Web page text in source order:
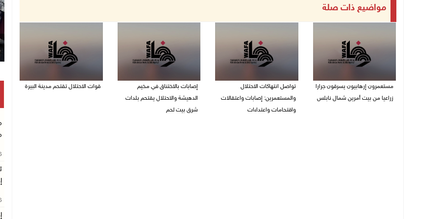
مواضيع ذات صلة
مستعمرون إرهابيون يسرقون جرارا
زراعيا من بيت أمرين شمال نابلس
تواصل انتهاكات الاحتلال
والمستعمرين: إصابات واعتقالات
واقتحامات واعتداءات
إصابات بالاختناق في مخيم
الدهيشة والاحتلال يقتحم بلدات
شرق بيت لحم
قوات الاحتلال تقتحم مدينة البيرة